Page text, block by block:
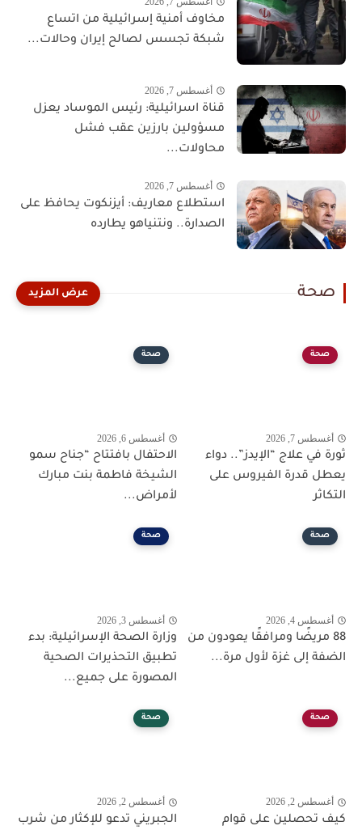
مخاوف أمنية إسرائيلية من اتساع
شبكة تجسس لصالح إيران وحالات...
أغسطس 7, 2026
قناة اسرائيلية: رئيس الموساد يعزل
مسؤولين بارزين عقب فشل
محاولات...
أغسطس 7, 2026
استطلاع معاريف: أيزنكوت يحافظ على
الصدارة.. ونتنياهو يطارده
صحة
صحة
أغسطس 7, 2026
ثورة في علاج “الإيدز”.. دواء
يعطل قدرة الفيروس على
التكاثر
صحة
أغسطس 6, 2026
الاحتفال بافتتاح “جناح سمو
الشيخة فاطمة بنت مبارك
لأمراض...
صحة
أغسطس 4, 2026
88 مريضًا ومرافقًا يعودون من
الضفة إلى غزة لأول مرة...
صحة
أغسطس 3, 2026
وزارة الصحة الإسرائيلية: بدء
تطبيق التحذيرات الصحية
المصورة على جميع...
صحة
أغسطس 2, 2026
كيف تحصلين على قوام
صحة
أغسطس 2, 2026
الجبريني تدعو للإكثار من شرب